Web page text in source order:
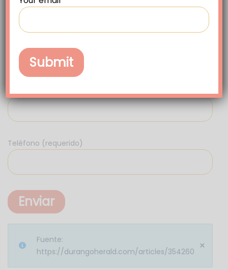
Teléfono (requerido)
×
Fuente:
https://durangoherald.com/articles/354260